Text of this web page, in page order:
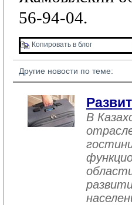
56-94-04.
Копировать в блог
Другие новости по теме:
В